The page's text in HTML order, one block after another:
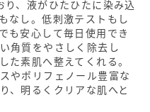
、液がひたひたに染み込
なし。低刺激テストもし
も安心して毎日使用でき
角質をやさしく除去し
た素肌へ整えてくれる。
やポリフェノール豊富な
、明るくクリアな肌へと